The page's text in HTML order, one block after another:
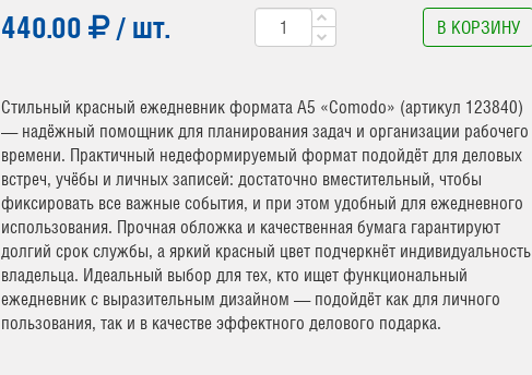
440.00 / шт. В КОРЗИНУ
Стильный красный ежедневник формата А5 «Comodo» (артикул 123840)
— надёжный помощник для планирования задач и организации рабочего
времени. Практичный недеформируемый формат подойдёт для деловых
встреч, учёбы и личных записей: достаточно вместительный, чтобы
фиксировать все важные события, и при этом удобный для ежедневного
использования. Прочная обложка и качественная бумага гарантируют
долгий срок службы, а яркий красный цвет подчеркнёт индивидуальность
владельца. Идеальный выбор для тех, кто ищет функциональный
ежедневник с выразительным дизайном — подойдёт как для личного
пользования, так и в качестве эффектного делового подарка.